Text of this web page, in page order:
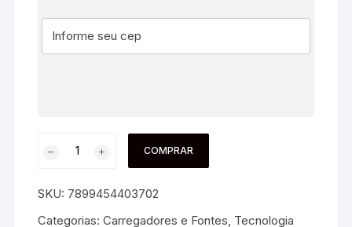
COMPRAR
SKU: 7899454403702
Categorias:Carregadores e Fontes Tecnologia